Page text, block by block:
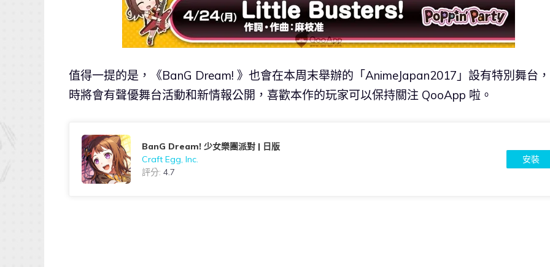
值得一提的是，《BanG Dream! 》也會在本周末舉辦的「AnimeJapan2017」設有特別舞台
時將會有聲優舞台活動和新情報公開，喜歡本作的玩家可以保持關注 QooApp 啦。
BanG Dream! 少女樂團派對 | 日版
Craft Egg, Inc.
評分: 4.7
安裝